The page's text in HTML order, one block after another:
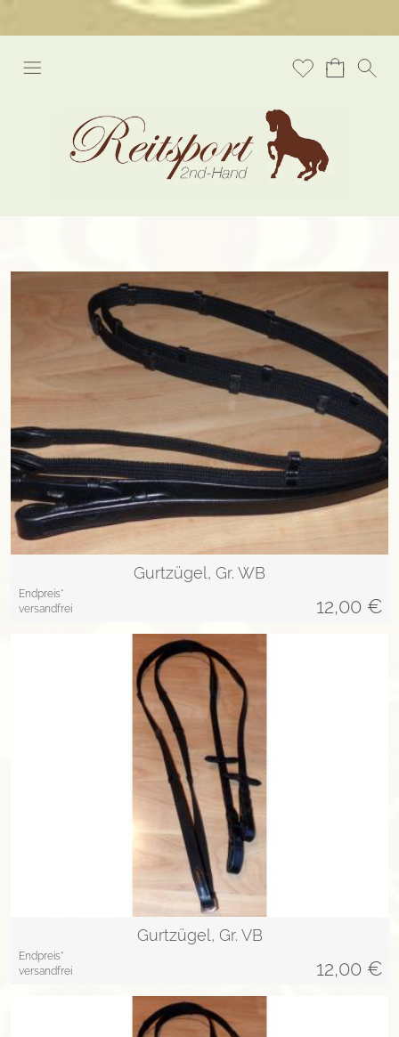
Gurtzügel, Gr. WB
Endpreis*
versandfrei
12,00 €
Gurtzügel, Gr. VB
Endpreis*
versandfrei
12,00 €